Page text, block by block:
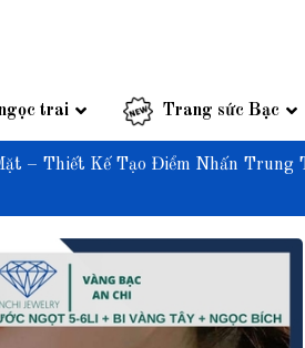
trai Trang sức Bạc
– Thiết Kế Tạo Điểm Nhấn Trung